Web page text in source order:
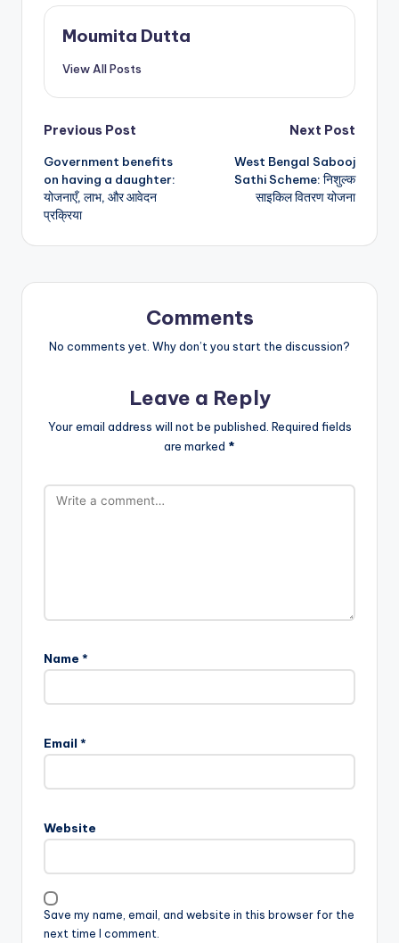
Moumita Dutta
View All Posts
Post
navigation
Previous Post
Government benefits
on having a daughter:
योजनाएँ, लाभ, और आवेदन
प्रक्रिया
Next Post
West Bengal Sabooj
Sathi Scheme: निशुल्क
साइकिल वितरण योजना
Comments
No comments yet. Why don’t you start the discussion?
Leave a Reply
Your email address will not be published. Required fields
are marked *
Name *
Email *
Website
Save my name, email, and website in this browser for the
next time I comment.